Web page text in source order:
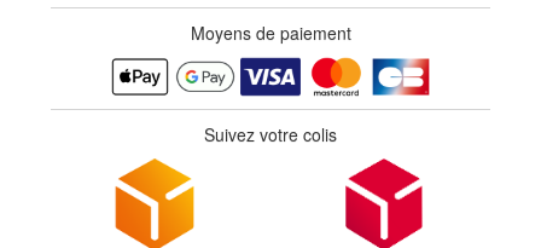
Moyens de paiement
Suivez votre colis